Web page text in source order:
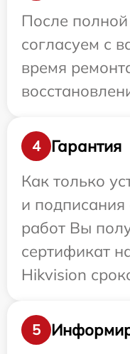
После
согласуем с
время
4
Гарантия
Как только
и
работ Вы
сертификат
Hikvision
5